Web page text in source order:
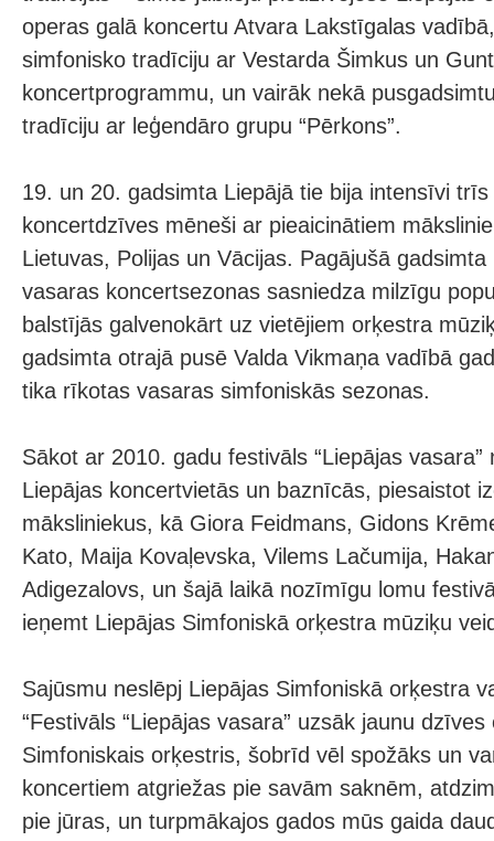
operas galā koncertu Atvara Lakstīgalas
simfonisko tradīciju ar Vestarda Šimkus un
koncertprogrammu, un vairāk nekā
tradīciju ar leģendāro grupu “Pērkons”.
19. un 20. gadsimta Liepājā tie bija intensīvi
koncertdzīves mēneši ar pieaicinātiem
Lietuvas, Polijas un Vācijas. Pagājušā
vasaras koncertsezonas sasniedza milzīgu
balstījās galvenokārt uz vietējiem orķestra
gadsimta otrajā pusē Valda Vikmaņa vadībā
tika rīkotas vasaras simfoniskās sezonas.
Sākot ar 2010. gadu festivāls “Liepājas vasara”
Liepājas koncertvietās un baznīcās, piesaistot
māksliniekus, kā Giora Feidmans, Gidons
Kato, Maija Kovaļevska, Vilems Lačumija,
Adigezalovs, un šajā laikā nozīmīgu lomu
ieņemt Liepājas Simfoniskā orķestra mūziķu
Sajūsmu neslēpj Liepājas Simfoniskā orķestra
“Festivāls “Liepājas vasara” uzsāk jaunu
Simfoniskais orķestris, šobrīd vēl spožāks un
koncertiem atgriežas pie savām saknēm,
pie jūras, un turpmākajos gados mūs gaida